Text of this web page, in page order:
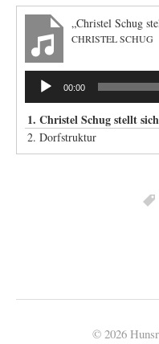
„Christel Schug
CHRISTEL SCHUG
Audio-
Player
00:00
1. Christel Schug stellt
2. Dorfstruktur
© 2026